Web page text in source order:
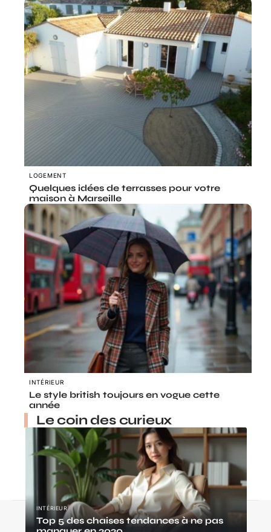
LOGEMENT
Quelques idées de terrasses pour votre
maison à Marseille
INTÉRIEUR
Le style british toujours en vogue cette
année
Le coin des curieux
INTÉRIEUR
Top 5 des chaises tendances à ne pas
Contact Mentions légales Sitemap